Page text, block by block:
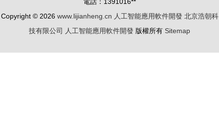
電話：1391016**
Copyright © 2026 www.lijianheng.cn 人工智能應用軟件開發 北京浩朝科
技有限公司 人工智能應用軟件開發 版權所有 Sitemap